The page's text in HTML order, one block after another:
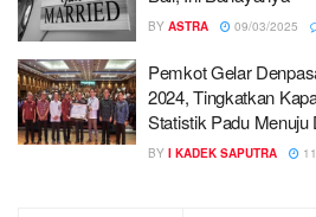
BY ASTRA 09/03/2025
Pemkot Gelar
2024, Tingkatkan
Statistik Padu Menuju
BY I KADEK SAPUTRA